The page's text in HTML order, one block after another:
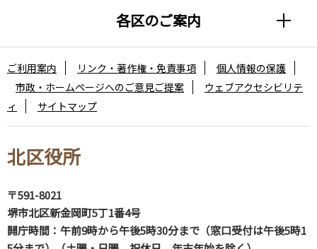
各区のご案内
北区役所
〒591-8021
堺市北区新金岡町5丁1番4号
開庁時間：午前9時から午後5時30分まで（窓口受付は午後5時1
ご利用案内 リンク・著作権・免責事項
個人情報の保護
市政・ホームページへのご意見ご提案
ウェブアクセシビリテ
ィ
サイトマップ